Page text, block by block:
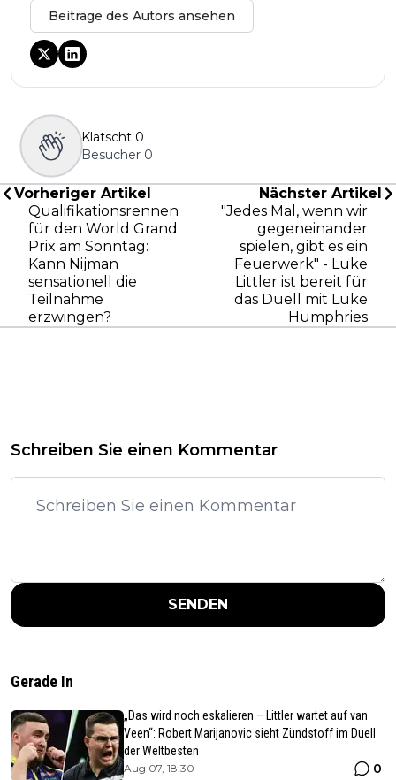
Beiträge des Autors ansehen
Klatscht 0
Besucher 0
Vorheriger Artikel
Qualifikationsrennen
für den World Grand
Prix am Sonntag:
Kann Nijman
sensationell die
Teilnahme
erzwingen?
Nächster Artikel
"Jedes Mal, wenn wir
gegeneinander
spielen, gibt es ein
Feuerwerk" - Luke
Littler ist bereit für
das Duell mit Luke
Humphries
Schreiben Sie einen Kommentar
SENDEN
Gerade In
„Das wird noch eskalieren – Littler wartet auf van
Veen“: Robert Marijanovic sieht Zündstoff im Duell
der Weltbesten
Aug 07, 18:30 0